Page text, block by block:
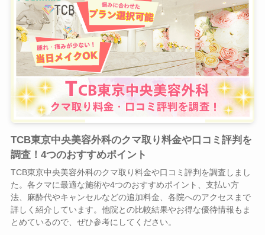
TCB東京中央美容外科のクマ取り料金や口コミ評判を
調査！4つのおすすめポイント
TCB東京中央美容外科のクマ取り料金や口コミ評判を調査しまし
た。各クマに最適な施術や4つのおすすめポイント、支払い方
法、麻酔代やキャンセルなどの追加料金、各院へのアクセスまで
詳しく紹介しています。他院との比較結果やお得な優待情報もま
とめているので、ぜひ参考にしてください。